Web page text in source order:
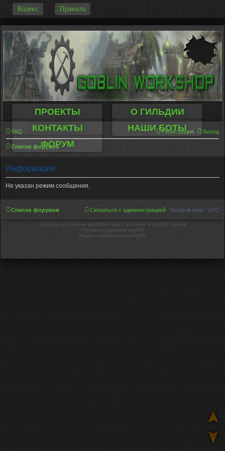
Кодекс Правила
ПРОЕКТЫ
О ГИЛЬДИИ
КОНТАКТЫ
НАШИ БОТЫ
ФОРУМ
FAQ Выход
Регистрация
Список форумов
Информация
Не указан режим сообщения.
Список форумов Часовой пояс: UTC
Связаться с администрацией
Создано на основе phpBB® Forum Software © phpBB Limited
Русская поддержка phpBB
Моды и расширения phpBB